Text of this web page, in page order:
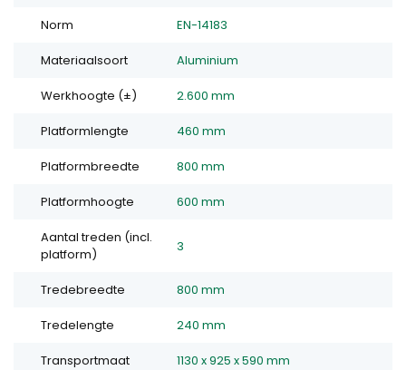
Norm EN-14183
Materiaalsoort Aluminium
Werkhoogte (±) 2.600 mm
Platformlengte 460 mm
Platformbreedte 800 mm
Platformhoogte 600 mm
Aantal treden (incl.
platform)
3
Tredebreedte 800 mm
Tredelengte 240 mm
Transportmaat 1130 x 925 x 590 mm